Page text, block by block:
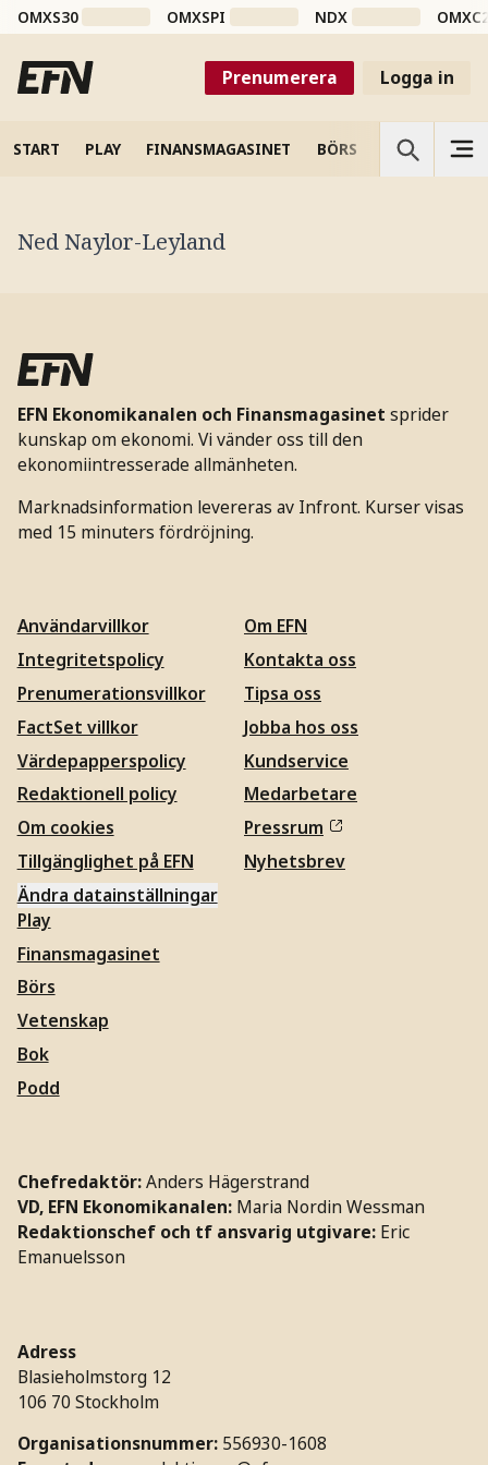
OMXS30 OMXSPI NDX
Prenumerera Logga in
START PLAY FINANSMAGASINET BÖRS VETENSKAP
Ned Naylor-Leyland
EFN Ekonomikanalen och Finansmagasinet sprider
kunskap om ekonomi. Vi vänder oss till den
ekonomiintresserade allmänheten.
Marknadsinformation levereras av Infront. Kurser visas
med 15 minuters fördröjning.
Användarvillkor
Integritetspolicy
Prenumerationsvillkor
FactSet villkor
Värdepapperspolicy
Redaktionell policy
Om cookies
Tillgänglighet på EFN
Ändra datainställningar
Om EFN
Kontakta oss
Tipsa oss
Jobba hos oss
Kundservice
Medarbetare
Pressrum
Nyhetsbrev
Play
Finansmagasinet
Börs
Vetenskap
Bok
Podd
Chefredaktör:Anders Hägerstrand
VD, EFN Ekonomikanalen: Maria Nordin Wessman
Redaktionschef och tf ansvarig utgivare: Eric
Emanuelsson
Adress
Blasieholmstorg 12
106 70 Stockholm
Organisationsnummer: 556930-1608